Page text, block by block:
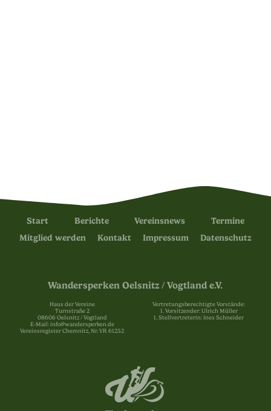
Start Berichte Vereinsnews
Termine
Mitglied werden
Kontakt Impressum Datenschutz
Wandersperken Oelsnitz / Vogtland e.V.
Haus der Vereine
Turnstraße 2
08606 Oelsnitz / Vogtland
E-Mail: info@wandersperken.de
Vereinsregister Chemnitz, Nr. VR 61252
Vertretungsberechtigte Vorstände:
1. Vorsitzender: Ulrich Müller
1. Stellvertreterin: Ines Schneider